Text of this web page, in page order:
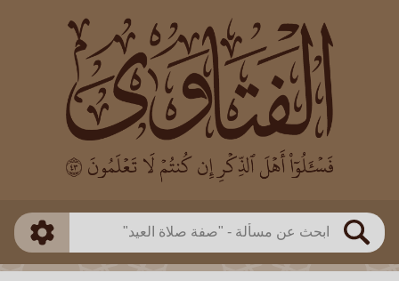
بحث
العالم
بن باز
بن العثيمين
اللجنة الدائمة
طريقة البحث
ذكي